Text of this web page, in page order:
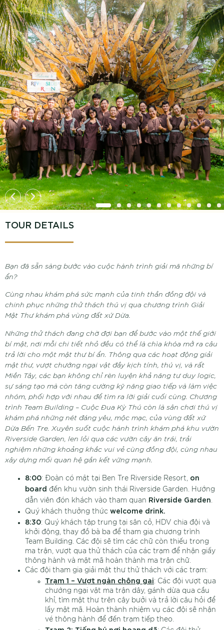
TOUR DETAILS
Bạn đã sẵn sàng bước vào cuộc hành trình giải mã những bí
ẩn?
Cùng nhau khám phá sức mạnh của tinh thần đồng đội và
chinh phục những thử thách thú vị qua chương trình Giải
Mật Thư khám phá vùng đất xứ Dừa.
Những thử thách đang chờ đợi bạn để bước vào một thế giới
bí mật, nơi mỗi chi tiết nhỏ đều có thể là chìa khóa mở ra câu
trả lời cho một mật thư bí ẩn. Thông qua các hoạt động giải
mật thư, vượt chướng ngại vật đầy kịch tính, thú vị, và rất
Miền Tây, các bạn không chỉ rèn luyện khả năng tư duy logic,
sự sáng tạo mà còn tăng cường kỹ năng giao tiếp và làm việc
nhóm, phối hợp với nhau để tìm ra lời giải cuối cùng. Chương
trình Team Building – Cuộc Đua Kỳ Thú còn là sân chơi thú vị
khám phá những nét đáng yêu, mộc mạc, của vùng đất xứ
Dừa Bến Tre. Xuyên suốt cuộc hành trình khám phá khu vườn
Riverside Garden, len lỏi qua các vườn cây ăn trái, trải
nghiệm những khoảng khắc vui vẻ cùng đồng đội, cùng nhau
xây dựng mối quan hệ gắn kết vững mạnh.
8:00: Đoàn có mặt tại Ben Tre Riverside Resort, on
board đến khu vườn sinh thái Riverside Garden. Hướng
dẫn viên đón khách vào tham quan Riverside Garden.
Quý khách thưởng thức welcome drink.
8:30: Quý khách tập trung tại sân cỏ, HDV chia đội và
khởi động, thay đồ bà ba để tham gia chương trình
Team Building. Các đội sẽ tìm các chữ còn thiếu trong
ma trận, vượt qua thử thách của các trạm để nhận giấy
thông hành và mật mã hoàn thành ma trận chữ.
Các đội tham gia giải mật thư thử thách với các trạm:
Trạm 1 – Vượt ngàn chông gai: Các đội vượt qua
chướng ngại vật ma trận dây, gánh dừa qua cầu
khỉ, tìm mật thư trên cây bưởi và trả lời câu hỏi để
lấy mật mã. Hoàn thành nhiệm vụ các đội sẽ nhận
vé thông hành để đến trạm tiếp theo.